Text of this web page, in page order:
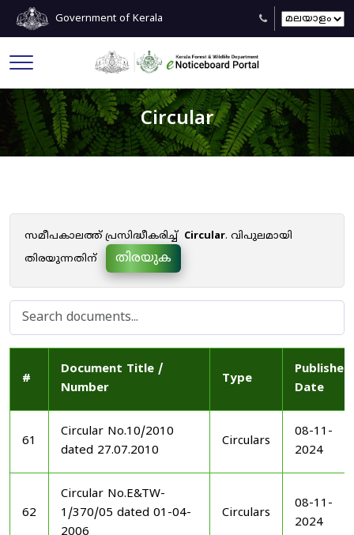
Government of Kerala
Circular
സമീപകാലത്ത് പ്രസിദ്ധീകരിച്ച് Circular. വിപുലമായി
തിരയുന്നതിന്
തിരയുക
#
Document Title /
Number
Type
Published
Date
61
Circular No.10/2010
dated 27.07.2010
Circulars
08-11-
2024
62
Circular No.E&TW-
1/370/05 dated 01-04-
Circulars
08-11-
2024